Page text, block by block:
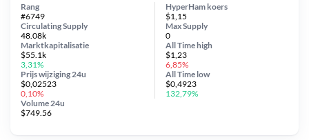
HyperHam koers
$1,15
Circulating Supply
48.08k
Prijs wijziging 24u
$0,02523
0,10%
Max Supply
0
Marktkapitalisatie
$55.1k
3,31%
Volume 24u
$749.56
Rang
#6749
All Timehigh
$1,23
6,85%
All Time low
$0,4923
132,79%